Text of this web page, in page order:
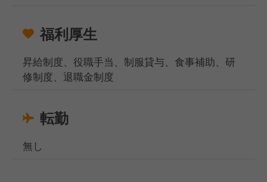
福利厚生
昇給制度、役職手当、制服貸与、食事補助、研
修制度、退職金制度
転勤
無し